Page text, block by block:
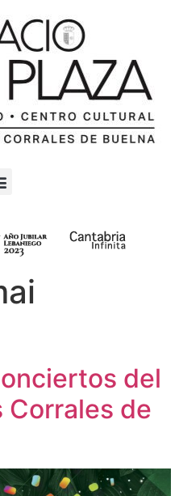
del
Corrales de